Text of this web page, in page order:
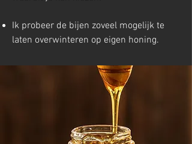
Ik probeer de bijen zoveel mogelijk te
laten overwinteren op eigen honing.